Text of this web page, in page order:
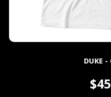
DUKE -